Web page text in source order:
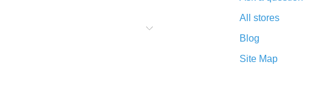
purchases on AliExpress - short and
All stores
Blog
Site Map